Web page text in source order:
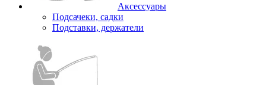
Аксессуары
Подсачеки, садки
Подставки, держатели